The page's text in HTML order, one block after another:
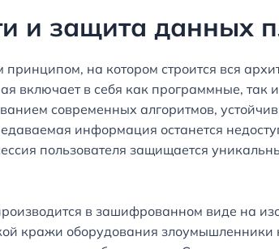
и защита данных
на котором строится вся
включает в себя как программные,
современных алгоритмов,
информация останется
пользователя защищается
в зашифрованном виде на
кражи оборудования